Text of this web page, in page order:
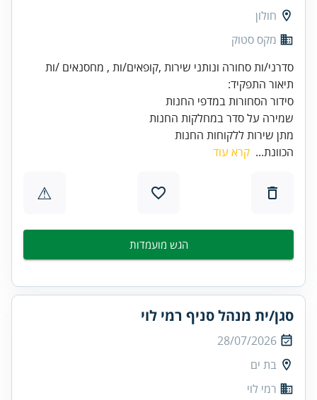
חולון
מקס סטוק
מתן שירות ללקוחות החנות
הכוונת... קרא עוד
⚠
הגש מועמדות
סגן/ית מנהל סניף רמי לוי
28/07/2026
בת ים
רמי לוי